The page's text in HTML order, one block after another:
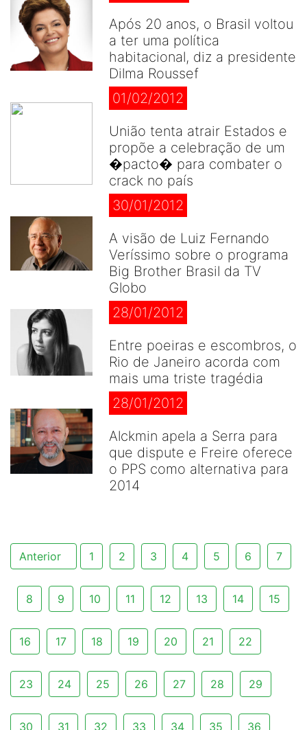
Após 20 anos, o Brasil voltou
a ter uma política
habitacional, diz a presidente
Dilma Roussef
01/02/2012
União tenta atrair Estados e
propõe a celebração de um
�pacto� para combater o
crack no país
30/01/2012
A visão de Luiz Fernando
Veríssimo sobre o programa
Big Brother Brasil da TV
Globo
28/01/2012
Entre poeiras e escombros, o
Rio de Janeiro acorda com
mais uma triste tragédia
28/01/2012
Alckmin apela a Serra para
que dispute e Freire oferece
o PPS como alternativa para
2014
Anterior 1 2 3 4 5 6 7
8 9 10 11 12 13 14 15
16 17 18 19 20 21 22
23 24 25 26 27 28 29
30 31 32 33 34 35 36